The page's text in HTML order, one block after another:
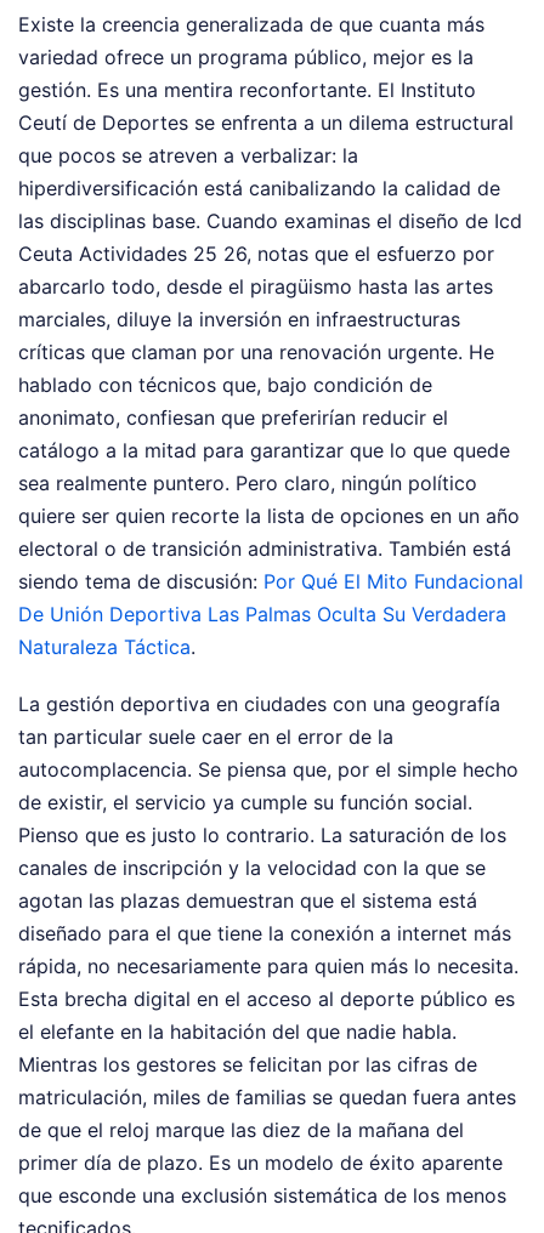
Existe la creencia generalizada de que cuanta más
variedad ofrece un programa público, mejor es la
gestión. Es una mentira reconfortante. El Instituto
Ceutí de Deportes se enfrenta a un dilema estructural
que pocos se atreven a verbalizar: la
hiperdiversificación está canibalizando la calidad de
las disciplinas base. Cuando examinas el diseño de Icd
Ceuta Actividades 25 26, notas que el esfuerzo por
abarcarlo todo, desde el piragüismo hasta las artes
marciales, diluye la inversión en infraestructuras
críticas que claman por una renovación urgente. He
hablado con técnicos que, bajo condición de
anonimato, confiesan que preferirían reducir el
catálogo a la mitad para garantizar que lo que quede
sea realmente puntero. Pero claro, ningún político
quiere ser quien recorte la lista de opciones en un año
electoral o de transición administrativa. También está
siendo tema de discusión: Por Qué El Mito Fundacional
De Unión Deportiva Las Palmas Oculta Su Verdadera
Naturaleza Táctica.
La gestión deportiva en ciudades con una geografía
tan particular suele caer en el error de la
autocomplacencia. Se piensa que, por el simple hecho
de existir, el servicio ya cumple su función social.
Pienso que es justo lo contrario. La saturación de los
canales de inscripción y la velocidad con la que se
agotan las plazas demuestran que el sistema está
diseñado para el que tiene la conexión a internet más
rápida, no necesariamente para quien más lo necesita.
Esta brecha digital en el acceso al deporte público es
el elefante en la habitación del que nadie habla.
Mientras los gestores se felicitan por las cifras de
matriculación, miles de familias se quedan fuera antes
de que el reloj marque las diez de la mañana del
primer día de plazo. Es un modelo de éxito aparente
que esconde una exclusión sistemática de los menos